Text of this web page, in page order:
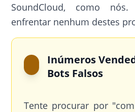
SoundCloud, como
enfrentar nenhum destes
Inúmeros
Bots Falsos
Tente procurar por